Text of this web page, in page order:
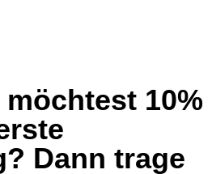
10%
Dann trage